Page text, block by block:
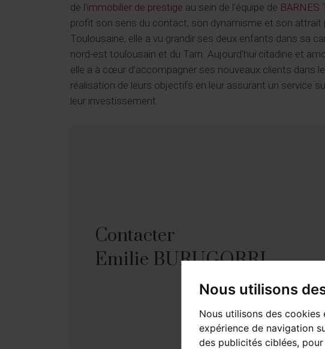
Nous utilisons
Nous utilisons des
expérience de navigation
des publicités ciblées,
de l'immobilier de prestige au sein de l'équipe de BARNES
profit son sens du contact, son dynamisme et son attrait
Toulousaine, elle a vu grandir ses deux enfants dans sa
nord-est toulousain et du Tarn. Aujourd'hui citadine et
elle a à cœur d’accompagner ses nouveaux clients dans
réalisation de leurs objectifs en leur assurant un service
leur investissement.
Contacter
Emilie BURUGORRI